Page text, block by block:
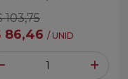
103,75
86,46 / UNID
Diminuir Quantidade